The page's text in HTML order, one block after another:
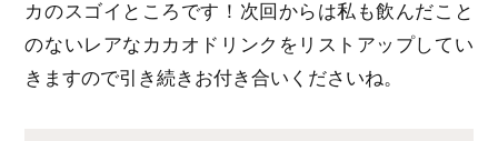
カのスゴイところです！次回からは私も飲んだこと
のないレアなカカオドリンクをリストアップしてい
きますので引き続きお付き合いくださいね。